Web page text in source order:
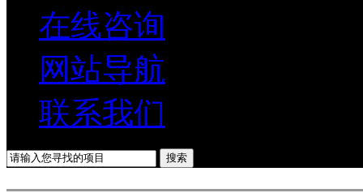
在线咨询
网站导航
联系我们